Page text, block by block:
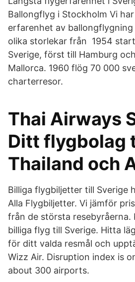
Ballongflyg i Stockholm Vi
erfarenhet av
olika storlekar från 1954
Sverige, först till Hamburg
Mallorca. 1960 flög 70 000
charterresor.
Thai Airways
Ditt flygbolag
Thailand och
Billiga flygbiljetter till Sverige
Alla Flygbiljetter. Vi jämför
från de största resebyråerna.
billiga flyg till Sverige. Hitta
för ditt valda resmål och
Wizz Air. Disruption index is
about 300 airports.